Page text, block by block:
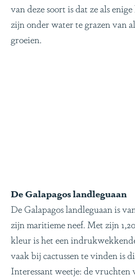
van deze soort is dat ze als
zijn onder water te grazen van
groeien.
De Galapagos landleguaan
De Galapagos landleguaan is
zijn maritieme neef. Met zijn
kleur is het een
vaak bij cactussen te vinden is
Interessant weetje: de vruchten